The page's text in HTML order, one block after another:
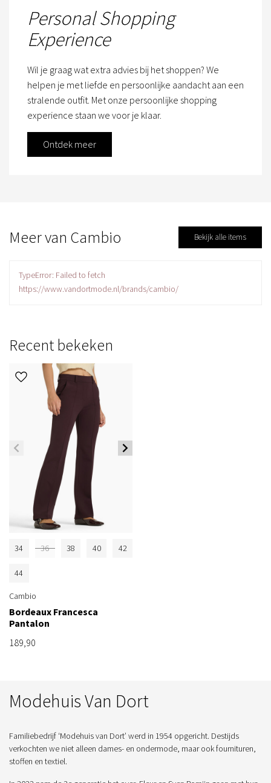
Personal Shopping
Experience
Wil je graag wat extra advies bij het shoppen? We
helpen je met liefde en persoonlijke aandacht aan een
stralende outfit. Met onze persoonlijke shopping
experience staan we voor je klaar.
Ontdek meer
Meer van Cambio Bekijk alle items
TypeError: Failed to fetch
https://www.vandortmode.nl/brands/cambio/
Recent bekeken
34 36 38 40 42
44
Cambio
Bordeaux Francesca
Pantalon
189,90
Modehuis Van Dort
Familiebedrijf ‘Modehuis van Dort’ werd in 1954 opgericht. Destijds
verkochten we niet alleen dames- en ondermode, maar ook fournituren,
stoffen en textiel.